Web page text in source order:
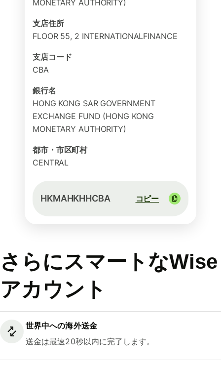
MONETARY AUTHORITY)
支店住所
FLOOR 55, 2 INTERNATIONALFINANCE
支店コード
CBA
銀行名
HONG KONG SAR GOVERNMENT
EXCHANGE FUND (HONG KONG
MONETARY AUTHORITY)
都市・市区町村
CENTRAL
HKMAHKHHCBA コピー
さらにスマートなWise
アカウント
世界中への海外送金
送金は最速20秒以内に完了します。